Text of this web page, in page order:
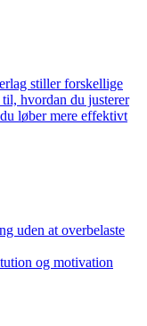
stiller forskellige
hvordan du justerer
løber mere effektivt
uden at overbelaste
og motivation